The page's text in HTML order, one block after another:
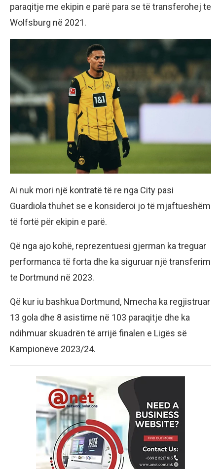
paraqitje me ekipin e parë para se të transferohej te
Wolfsburg në 2021.
Ai nuk mori një kontratë të re nga City pasi
Guardiola thuhet se e konsideroi jo të mjaftueshëm
të fortë për ekipin e parë.
Që nga ajo kohë, reprezentuesi gjerman ka treguar
performanca të forta dhe ka siguruar një transferim
te Dortmund në 2023.
Që kur iu bashkua Dortmund, Nmecha ka regjistruar
13 gola dhe 8 asistime në 103 paraqitje dhe ka
ndihmuar skuadrën të arrijë finalen e Ligës së
Kampionëve 2023/24.